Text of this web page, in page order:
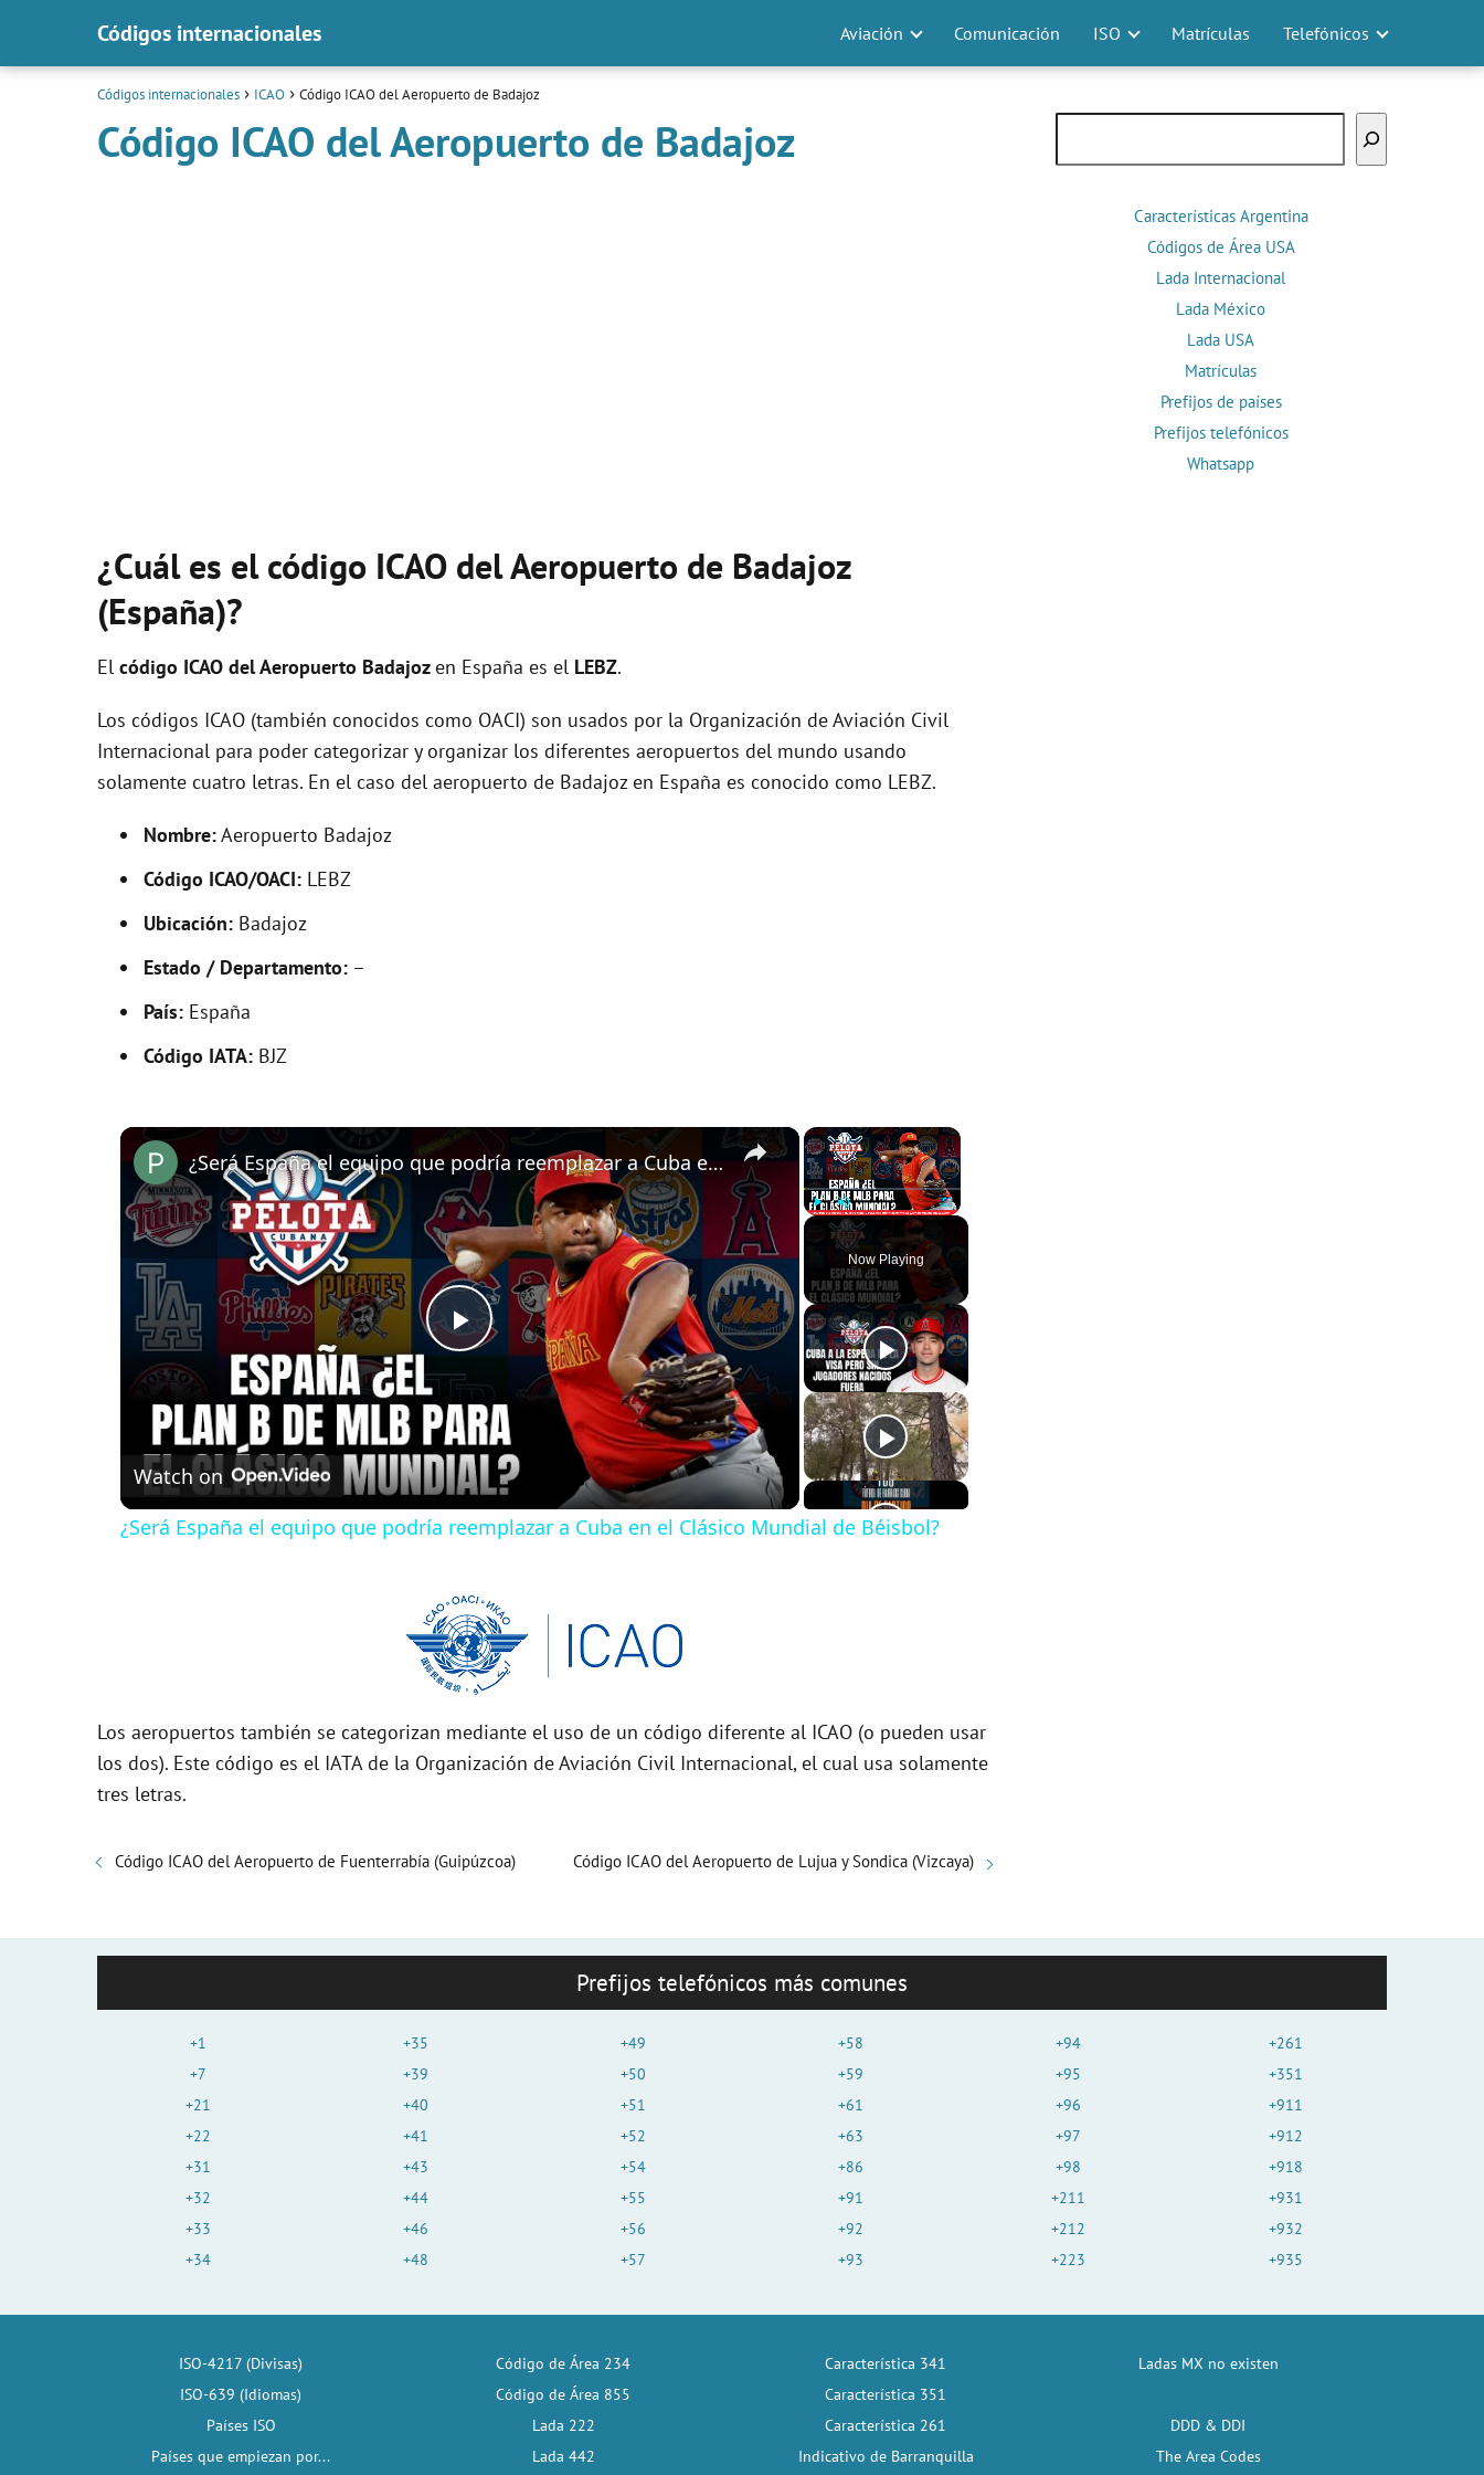
Códigos internacionales Aviación Comunicación ISO Matrículas Telefónicos
Códigos internacionales ICAO Código ICAO del Aeropuerto de Badajoz
Código ICAO del Aeropuerto de Badajoz
¿Cuál es el código ICAO del Aeropuerto de Badajoz
(España)?
El código ICAO delAeropuerto Badajozen España es el LEBZ.
Los códigos ICAO (también conocidos como OACI) son usados por la Organización de Aviación Civil
Internacional para poder categorizar y organizar los diferentes aeropuertos del mundo usando
solamente cuatro letras. En el caso del aeropuerto de Badajoz en España es conocido como LEBZ.
Nombre:Aeropuerto Badajoz
Código ICAO/OACI: LEBZ
Ubicación: Badajoz
Estado / Departamento: –
País: España
Código IATA: BJZ
×
Play Unmute Fullscreen
Now Playing
×
P
l
a
V
i
d
o
¿Será España el equipo que podría reemplazar a Cuba en el Clásico Mundial de Béisbol?
Watch on
¿Será España el equipo que podría reemplazar a Cuba en el Clásico Mundial de Béisbol?
Los aeropuertos también se categorizan mediante el uso de un código diferente al ICAO (o pueden usar
los dos). Este código es el IATA de la Organización de Aviación Civil Internacional, el cual usa solamente
tres letras.
Código ICAO del Aeropuerto de Fuenterrabía (Guipúzcoa) Código ICAO del Aeropuerto de Lujua y Sondica (Vizcaya)
Características Argentina
Códigos de Área USA
Lada Internacional
Lada México
Lada USA
Matrículas
Prefijos de países
Prefijos telefónicos
Whatsapp
Prefijos telefónicos más comunes
+1
+7
+21
+22
+31
+32
+33
+34
+35
+39
+40
+41
+43
+44
+46
+48
+49
+50
+51
+52
+54
+55
+56
+57
+58
+59
+61
+63
+86
+91
+92
+93
+94
+95
+96
+97
+98
+211
+212
+223
+261
+351
+911
+912
+918
+931
+932
+935
ISO-4217 (Divisas)
ISO-639 (Idiomas)
Países ISO
Países que empiezan por...
Código de Área 234
Código de Área 855
Lada 222
Lada 442
Característica 341
Característica 351
Característica 261
Indicativo de Barranquilla
Ladas MX no existen
DDD & DDI
The Area Codes